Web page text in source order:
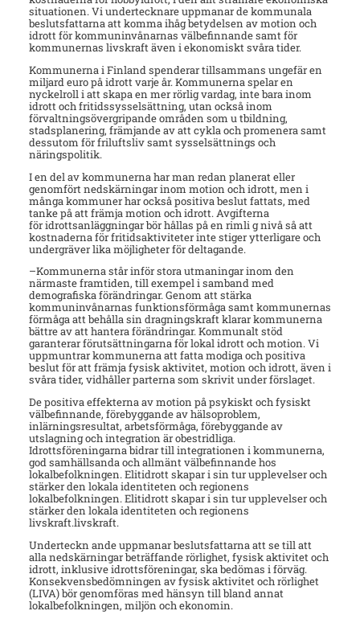
situationen. Vi undertecknare uppmanar de kommunala
beslutsfattarna att komma ihåg betydelsen av motion och
idrott för kommuninvånarnas välbefinnande samt för
kommunernas livskraft även i ekonomiskt svåra tider.
Kommunerna i Finland spenderar tillsammans ungefär en
miljard euro på idrott varje år. Kommunerna spelar en
nyckelroll i att skapa en mer rörlig vardag, inte bara inom
idrott och fritidssysselsättning, utan också inom
förvaltningsövergripande områden som u tbildning,
stadsplanering, främjande av att cykla och promenera samt
dessutom för friluftsliv samt sysselsättnings och
näringspolitik.
I en del av kommunerna har man redan planerat eller
genomfört nedskärningar inom motion och idrott, men i
många kommuner har också positiva beslut fattats, med
tanke på att främja motion och idrott. Avgifterna
för idrottsanläggningar bör hållas på en rimli g nivå så att
kostnaderna för fritidsaktiviteter inte stiger ytterligare och
undergräver lika möjligheter för deltagande.
–Kommunerna står inför stora utmaningar inom den
närmaste framtiden, till exempel i samband med
demografiska förändringar. Genom att stärka
kommuninvånarnas funktionsförmåga samt kommunernas
förmåga att behålla sin dragningskraft klarar kommunerna
bättre av att hantera förändringar. Kommunalt stöd
garanterar förutsättningarna för lokal idrott och motion. Vi
uppmuntrar kommunerna att fatta modiga och positiva
beslut för att främja fysisk aktivitet, motion och idrott, även i
svåra tider, vidhåller parterna som skrivit under förslaget.
De positiva effekterna av motion på psykiskt och fysiskt
välbefinnande, förebyggande av hälsoproblem,
inlärningsresultat, arbetsförmåga, förebyggande av
utslagning och integration är obestridliga.
Idrottsföreningarna bidrar till integrationen i kommunerna,
god samhällsanda och allmänt välbefinnande hos
lokalbefolkningen. Elitidrott skapar i sin tur upplevelser och
stärker den lokala identiteten och regionens
lokalbefolkningen. Elitidrott skapar i sin tur upplevelser och
stärker den lokala identiteten och regionens
livskraft.livskraft.
Underteckn ande uppmanar beslutsfattarna att se till att
alla nedskärningar beträffande rörlighet, fysisk aktivitet och
idrott, inklusive idrottsföreningar, ska bedömas i förväg.
Konsekvensbedömningen av fysisk aktivitet och rörlighet
(LIVA) bör genomföras med hänsyn till bland annat
lokalbefolkningen, miljön och ekonomin.